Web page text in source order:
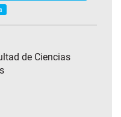
de Ciencias